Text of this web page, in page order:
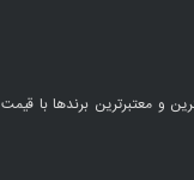
و معتبرترین برندها با قیمت